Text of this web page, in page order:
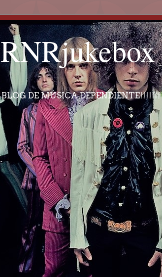
RNRjukebox
BLOG DE MÚSICA DEPENDIENTE!!!!!!!